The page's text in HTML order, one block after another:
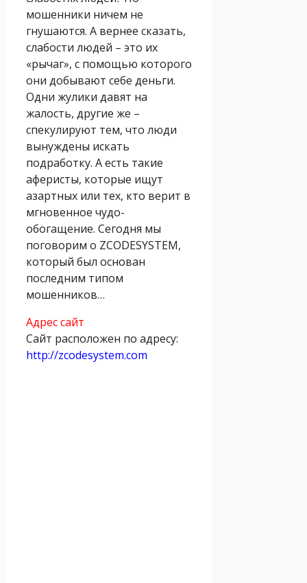
мошенники ничем не
гнушаются. А вернее сказать,
слабости людей – это их
«рычаг», с помощью которого
они добывают себе деньги.
Одни жулики давят на
жалость, другие же –
спекулируют тем, что люди
вынуждены искать
подработку. А есть такие
аферисты, которые ищут
азартных или тех, кто верит в
мгновенное чудо-
обогащение. Сегодня мы
поговорим о ZCODESYSTEM,
который был основан
последним типом
мошенников…
Адрес сайт
Сайт расположен по адресу:
http://zcodesystem.com